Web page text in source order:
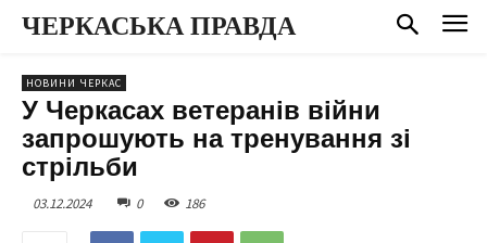
ЧЕРКАСЬКА ПРАВДА
НОВИНИ ЧЕРКАС
У Черкасах ветеранів війни
запрошують на тренування зі
стрільби
03.12.2024 0 186